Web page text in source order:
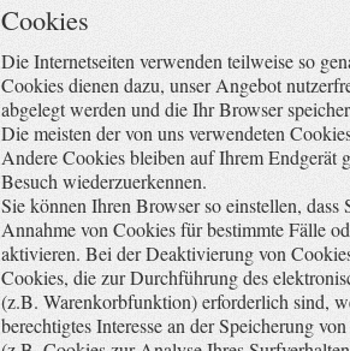
Cookies
Die Internetseiten verwenden teilweise so
Cookies dienen dazu, unser Angebot
abgelegt werden und die Ihr Browser
Die meisten der von uns verwendeten
Andere Cookies bleiben auf Ihrem Endgerät
Besuch wiederzuerkennen.
Sie können Ihren Browser so einstellen,
Annahme von Cookies für bestimmte Fälle
aktivieren. Bei der Deaktivierung von
Cookies, die zur Durchführung des
(z.B. Warenkorbfunktion) erforderlich sind,
berechtigtes Interesse an der Speicherung